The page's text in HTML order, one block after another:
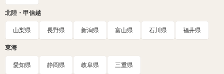
北陸・甲信越
山梨県 長野県 新潟県 富山県 石川県 福井県
東海
愛知県 静岡県 岐阜県 三重県